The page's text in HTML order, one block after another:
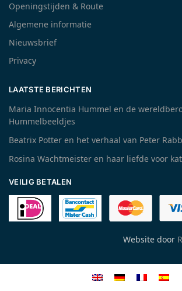
Openingstijden & Route
Algemene informatie
Nieuwsbrief
Privacy
LAATSTE BERICHTEN
Maria Innocentia Hummel en de
Hummelbeeldjes
Beatrix Potter en het verhaal van Peter
Rosina Wachtmeister en haar liefde voor
VEILIG BETALEN
Website door